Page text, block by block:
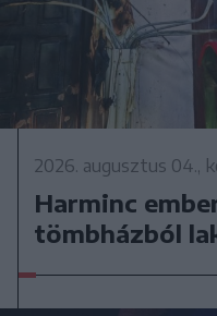
2026. augusztus 04.,
Harminc
tömbházból